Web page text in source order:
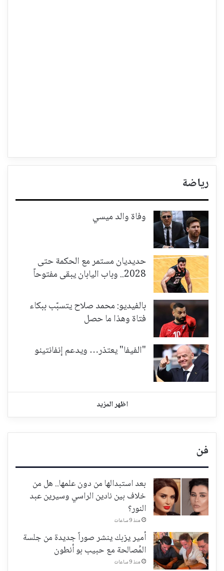
رياضة
وفاة والد ميسي
حديديان مستمر مع الحكمة حتى
2028.. وباب اليابان يبقى مفتوحاً
بالفيديو: محمد صلاح يتسبّب ببكاء
فتاة وهذا ما حصل
"الفيفا" يعتذر… ويدعم إنفانتينو
اظهر المزيد
فن
بعد استبدالها من دون علمها.. هل من
خلاف بين نادين الراسي وسيرين عبد
النور؟
منذ 9 ساعات
أمير يزبك ينشر صوراً جديدة من جلسة
المُصالحة مع حبيب بو أنطون
منذ 9 ساعات